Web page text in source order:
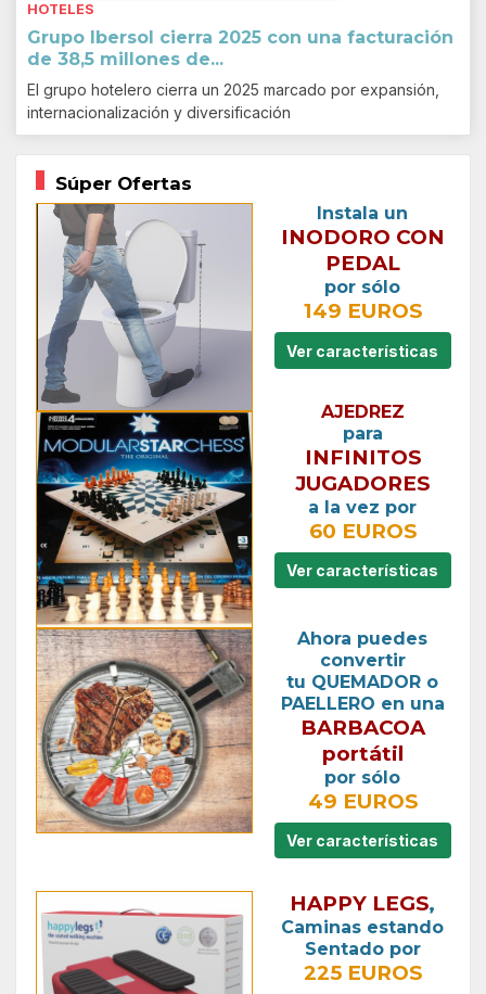
HOTELES
Grupo Ibersol cierra 2025 con una facturación
de 38,5 millones de...
El grupo hotelero cierra un 2025 marcado por expansión,
internacionalización y diversificación
Súper Ofertas
Instala un
INODORO CON
PEDAL
por sólo
149 EUROS
Ver características
AJEDREZ
para
INFINITOS
JUGADORES
a la vez por
60 EUROS
Ver características
Ahora puedes
convertir
tu QUEMADOR o
PAELLERO en una
BARBACOA
portátil
por sólo
49 EUROS
Ver características
HAPPY LEGS,
Caminas estando
Sentado por
225 EUROS